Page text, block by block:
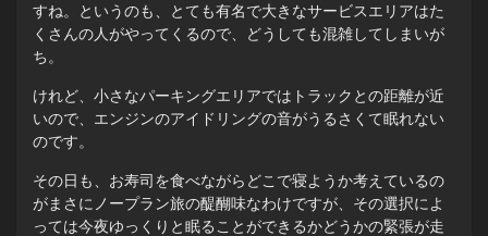
すね。というのも、とても有名で大きなサービスエリアはた
くさんの人がやってくるので、どうしても混雑してしまいが
ち。
けれど、小さなパーキングエリアではトラックとの距離が近
いので、エンジンのアイドリングの音がうるさくて眠れない
のです。
その日も、お寿司を食べながらどこで寝ようか考えているの
がまさにノープラン旅の醍醐味なわけですが、その選択によ
っては今夜ゆっくりと眠ることができるかどうかの緊張が走